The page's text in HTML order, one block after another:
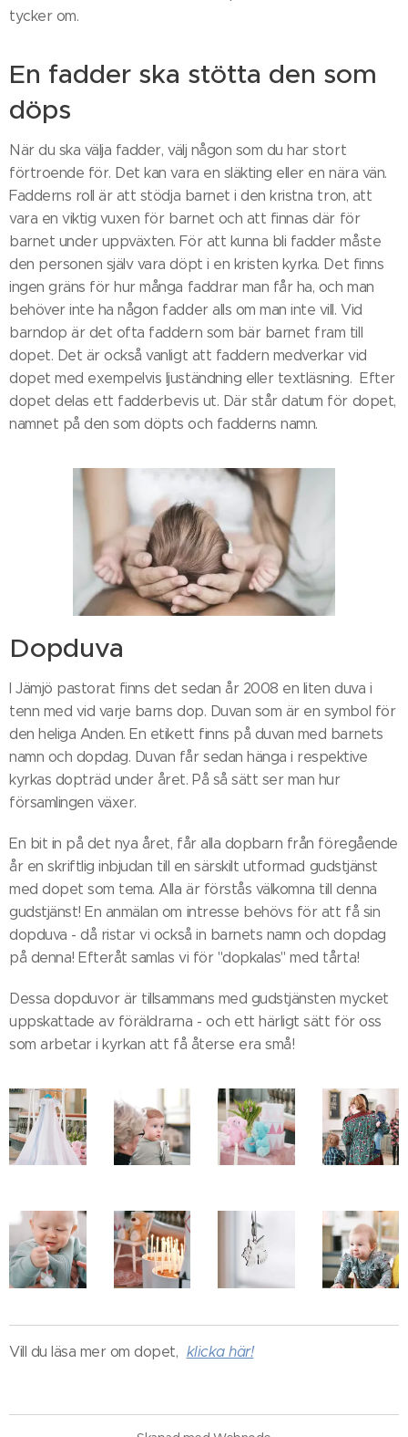
tycker om.
En fadder ska stötta den som
döps
När du ska välja fadder, välj någon som du har stort
förtroende för. Det kan vara en släkting eller en nära vän.
Fadderns roll är att stödja barnet i den kristna tron, att
vara en viktig vuxen för barnet och att finnas där för
barnet under uppväxten. För att kunna bli fadder måste
den personen själv vara döpt i en kristen kyrka. Det finns
ingen gräns för hur många faddrar man får ha, och man
behöver inte ha någon fadder alls om man inte vill. Vid
barndop är det ofta faddern som bär barnet fram till
dopet. Det är också vanligt att faddern medverkar vid
dopet med exempelvis ljuständning eller textläsning. Efter
dopet delas ett fadderbevis ut. Där står datum för dopet,
namnet på den som döpts och fadderns namn.
Dopduva
I Jämjö pastorat finns det sedan år 2008 en liten duva i
tenn med vid varje barns dop. Duvan som är en symbol för
den heliga Anden. En etikett finns på duvan med barnets
namn och dopdag. Duvan får sedan hänga i respektive
kyrkas dopträd under året. På så sätt ser man hur
församlingen växer.
En bit in på det nya året, får alla dopbarn från föregående
år en skriftlig inbjudan till en särskilt utformad gudstjänst
med dopet som tema. Alla är förstås välkomna till denna
gudstjänst! En anmälan om intresse behövs för att få sin
dopduva - då ristar vi också in barnets namn och dopdag
på denna! Efteråt samlas vi för "dopkalas" med tårta!
Dessa dopduvor är tillsammans med gudstjänsten mycket
uppskattade av föräldrarna - och ett härligt sätt för oss
som arbetar i kyrkan att få återse era små!
Vill du läsa mer om dopet, klicka här!